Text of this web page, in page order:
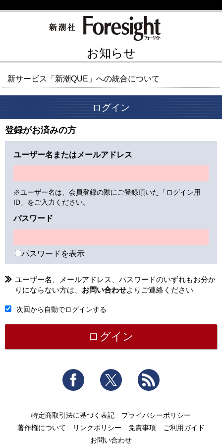
お知らせ
新サービス「新潮QUE」への統合について
ログイン
登録がお済みの方
ユーザー名またはメールアドレス
※ユーザー名は、会員登録の際にご登録頂いた「ログイン用
ID」をご入力ください。
パスワード
パスワードを表示
ユーザー名、メールアドレス、パスワードのいずれもお分か
りにならない方は、 お問い合わせよりご連絡ください
次回から自動でログインする
Facebook Twitter
特定商取引法に基づく表記
プライバシーポリシー
著作権について
リンクポリシー 免責事項
ご利用ガイド
お問い合わせ